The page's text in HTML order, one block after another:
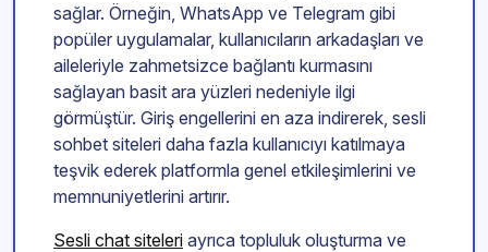
sağlar. Örneğin, WhatsApp ve Telegram gibi
popüler uygulamalar, kullanıcıların arkadaşları ve
aileleriyle zahmetsizce bağlantı kurmasını
sağlayan basit ara yüzleri nedeniyle ilgi
görmüştür. Giriş engellerini en aza indirerek, sesli
sohbet siteleri daha fazla kullanıcıyı katılmaya
teşvik ederek platformla genel etkileşimlerini ve
memnuniyetlerini artırır.
Sesli chat siteleri ayrıca topluluk oluşturma ve